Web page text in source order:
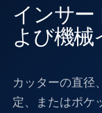
インサー
よび機械
カッターの直径
定、またはポケ